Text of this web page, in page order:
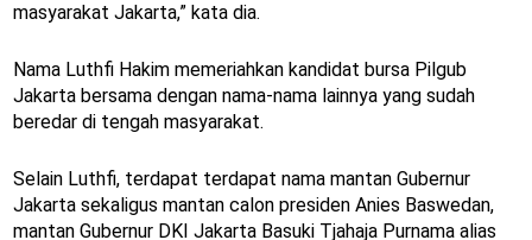
masyarakat Jakarta,” kata dia.
Nama Luthfi Hakim memeriahkan kandidat bursa Pilgub
Jakarta bersama dengan nama-nama lainnya yang sudah
beredar di tengah masyarakat.
Selain Luthfi, terdapat terdapat nama mantan Gubernur
Jakarta sekaligus mantan calon presiden Anies Baswedan,
mantan Gubernur DKI Jakarta Basuki Tjahaja Purnama alias